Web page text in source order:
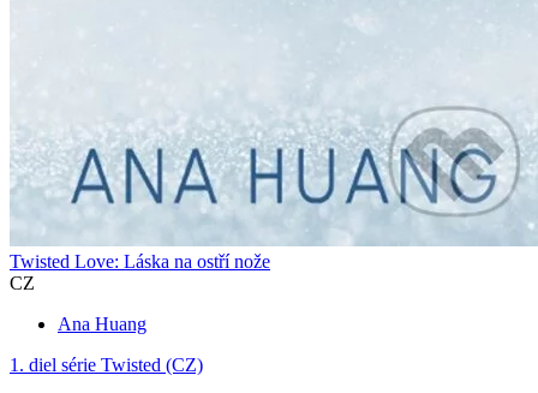
Twisted Love: Láska na ostří nože
CZ
Ana Huang
1. diel série Twisted (CZ)